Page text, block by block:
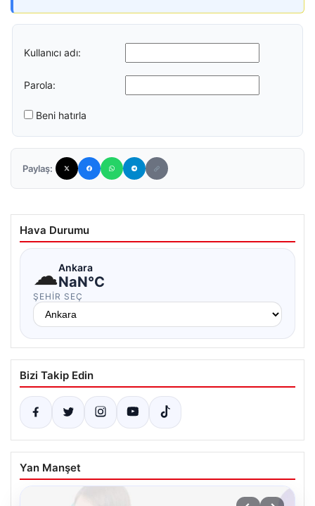
Kullanıcı adı:
Parola:
Beni hatırla
Paylaş:
Hava Durumu
☁Ankara
NaN°C
ŞEHIR SEÇ
Bizi Takip Edin
Yan Manşet